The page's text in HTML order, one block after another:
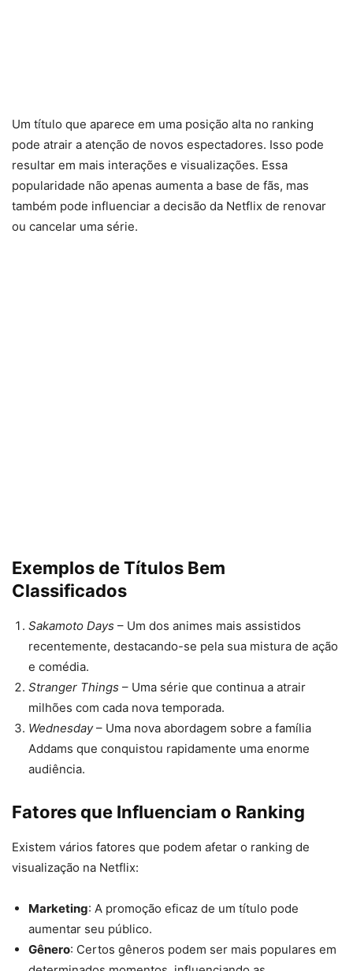
Um título que aparece em uma posição alta no ranking
pode atrair a atenção de novos espectadores. Isso pode
resultar em mais interações e visualizações. Essa
popularidade não apenas aumenta a base de fãs, mas
também pode influenciar a decisão da Netflix de renovar
ou cancelar uma série.
Exemplos de Títulos Bem
Classificados
Sakamoto Days – Um dos animes mais assistidos
recentemente, destacando-se pela sua mistura de ação
e comédia.
Stranger Things – Uma série que continua a atrair
milhões com cada nova temporada.
Wednesday– Uma nova abordagem sobre a família
Addams que conquistou rapidamente uma enorme
audiência.
Fatores que Influenciam o Ranking
Existem vários fatores que podem afetar o ranking de
visualização na Netflix:
Marketing: A promoção eficaz de um título pode
aumentar seu público.
Gênero: Certos gêneros podem ser mais populares em